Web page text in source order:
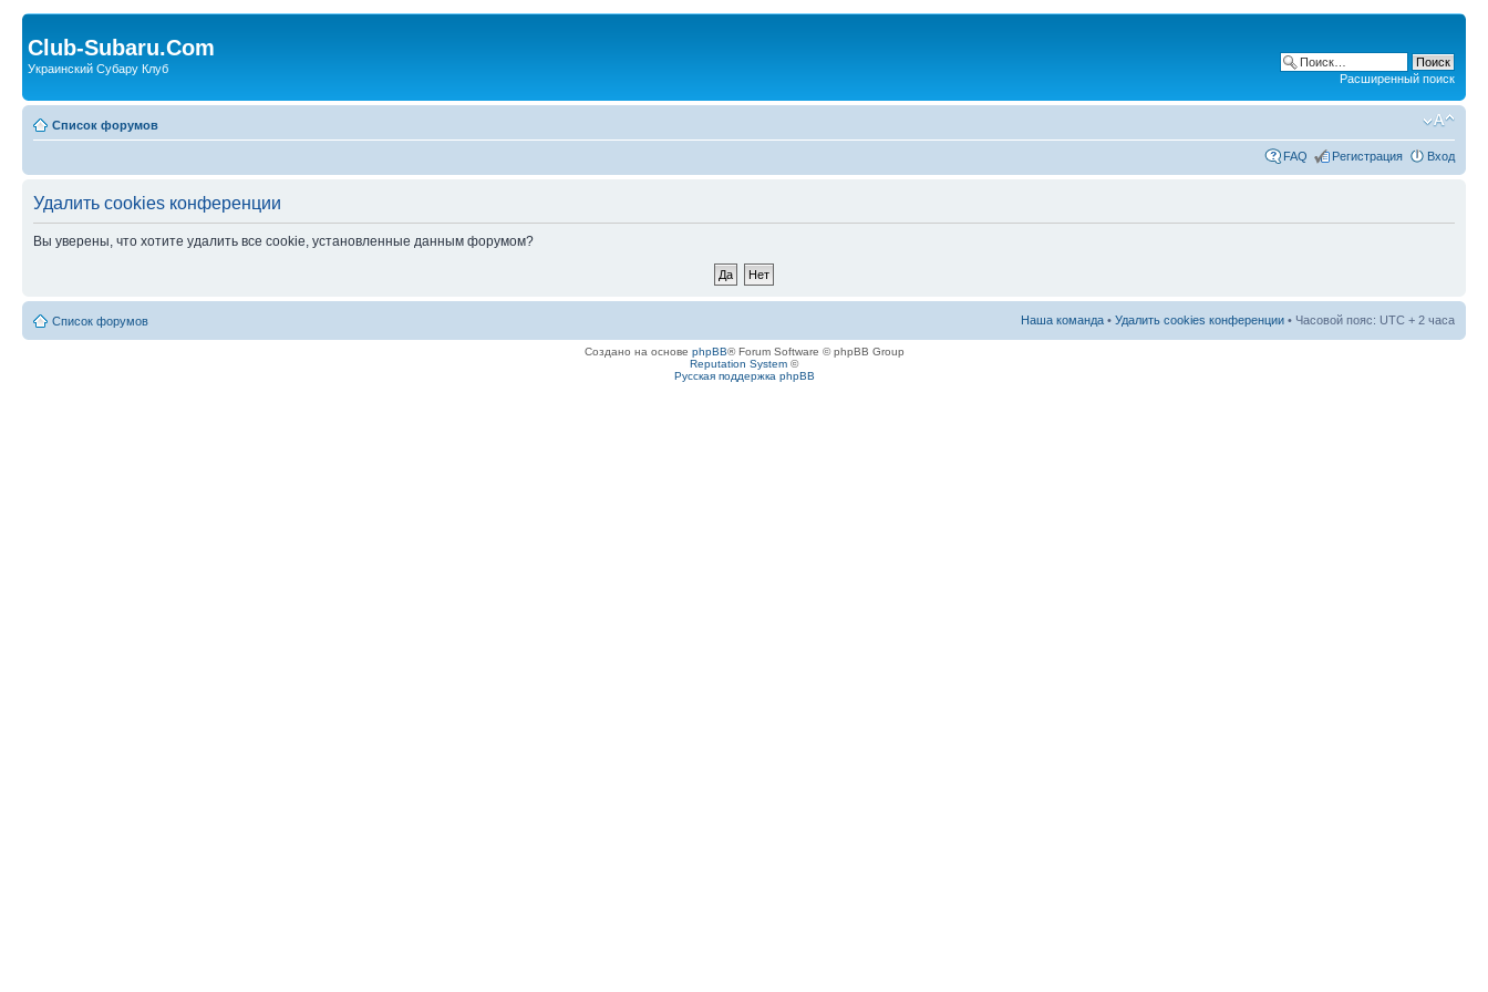
Club-Subaru.Com
Украинский Субару Клуб
Расширенный поиск
Список форумов
FAQ Регистрация Вход
Удалить cookies конференции
Вы уверены, что хотите удалить все cookie, установленные данным форумом?
Список форумов Наша команда • Удалить cookies конференции • Часовой пояс: UTC + 2 часа
Создано на основе phpBB® Forum Software © phpBB Group
Reputation System ©
Русская поддержка phpBB